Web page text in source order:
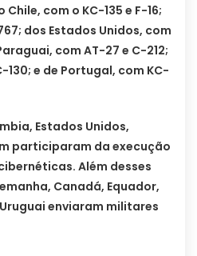
Chile, com o KC-135 e F-16;
dos Estados Unidos, com
com AT-27 e C-212;
130; e de Portugal, com KC-
Estados Unidos,
participaram da execução
Além desses
Canadá, Equador,
enviaram militares